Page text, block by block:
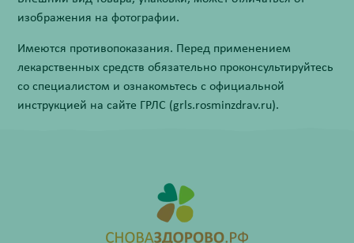
изображения на фотографии.
Имеются противопоказания. Перед применением
лекарственных средств обязательно проконсультируйтесь
со специалистом и ознакомьтесь с официальной
инструкцией на сайте ГРЛС (grls.rosminzdrav.ru).